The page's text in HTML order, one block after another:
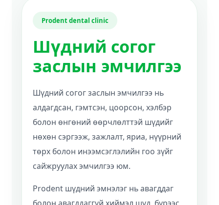
Prodent dental clinic
Шүдний согог
заслын эмчилгээ
Шүдний согог заслын эмчилгээ нь
алдагдсан, гэмтсэн, цоорсон, хэлбэр
болон өнгөний өөрчлөлттэй шүдийг
нөхөн сэргээж, зажлалт, яриа, нүүрний
төрх болон инээмсэглэлийн гоо зүйг
сайжруулах эмчилгээ юм.
Prodent шүдний эмнэлэг нь авагддаг